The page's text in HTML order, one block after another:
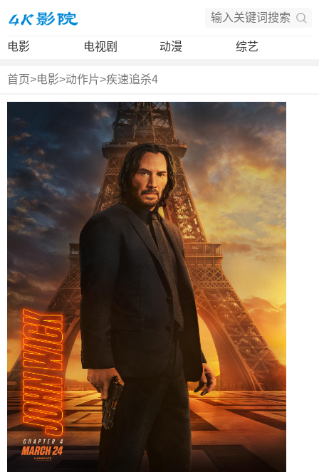
电影 电视剧 动漫 综艺
首页>电影>动作片>疾速追杀4